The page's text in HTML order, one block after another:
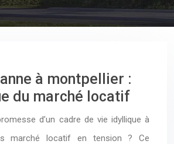
à montpellier :
du marché locatif
d’un cadre de vie idyllique à
marché locatif en tension ? Ce